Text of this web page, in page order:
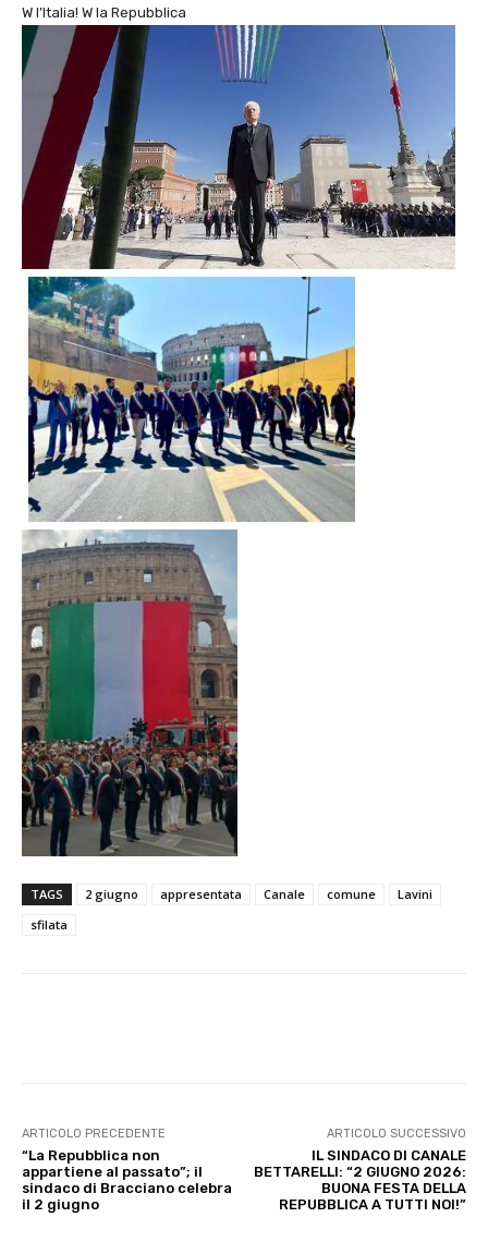
W l’Italia! W la Repubblica
TAGS 2 giugno appresentata Canale comune
Lavini
sfilata
ARTICOLO PRECEDENTE
“La Repubblica non
appartiene al passato”; il
sindaco di Bracciano celebra
il 2 giugno
ARTICOLO SUCCESSIVO
IL SINDACO DI CANALE
BETTARELLI: “2 GIUGNO 2026:
BUONA FESTA DELLA
REPUBBLICA A TUTTI NOI!”